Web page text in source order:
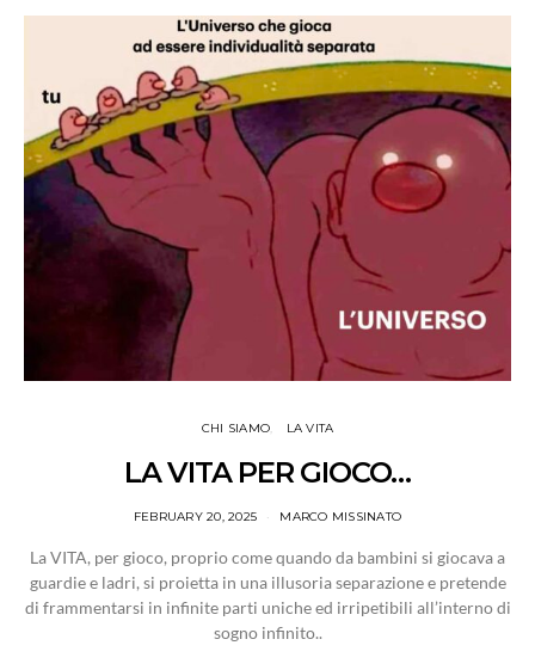
CHI SIAMO LA VITA
LA VITA PER GIOCO…
FEBRUARY 20, 2025 MARCO MISSINATO
La VITA, per gioco, proprio come quando da bambini si giocava a
guardie e ladri, si proietta in una illusoria separazione e pretende
di frammentarsi in infinite parti uniche ed irripetibili all’interno di
sogno infinito..